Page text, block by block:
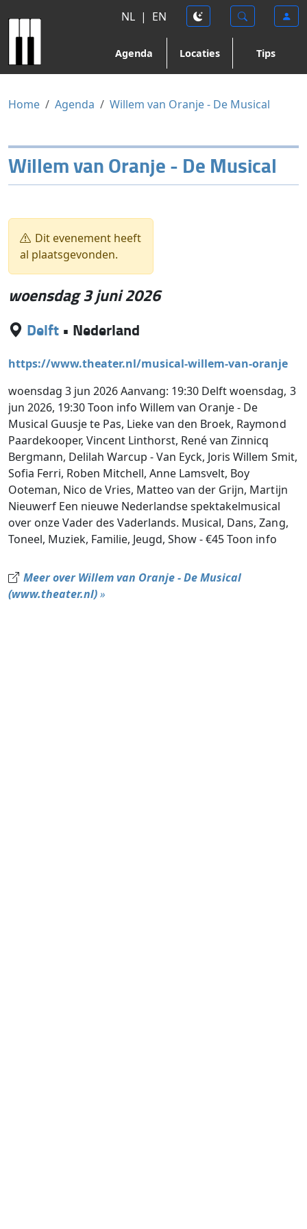
NL | EN
Agenda Locaties Tips
Home Agenda Willem van Oranje - De Musical
Willem van Oranje - De Musical
Dit evenement heeft
al plaatsgevonden.
woensdag 3 juni 2026
Delft • Nederland
https://www.theater.nl/musical-willem-van-oranje
woensdag 3 jun 2026 Aanvang: 19:30 Delft woensdag, 3
jun 2026, 19:30 Toon info Willem van Oranje - De
Musical Guusje te Pas, Lieke van den Broek, Raymond
Paardekooper, Vincent Linthorst, René van Zinnicq
Bergmann, Delilah Warcup - Van Eyck, Joris Willem Smit,
Sofia Ferri, Roben Mitchell, Anne Lamsvelt, Boy
Ooteman, Nico de Vries, Matteo van der Grijn, Martijn
Nieuwerf Een nieuwe Nederlandse spektakelmusical
over onze Vader des Vaderlands. Musical, Dans, Zang,
Toneel, Muziek, Familie, Jeugd, Show - €45 Toon info
Meer over Willem van Oranje - De Musical
(www.theater.nl)»